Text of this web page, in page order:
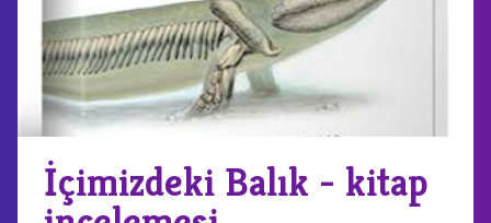
İçimizdeki Balık - kitap